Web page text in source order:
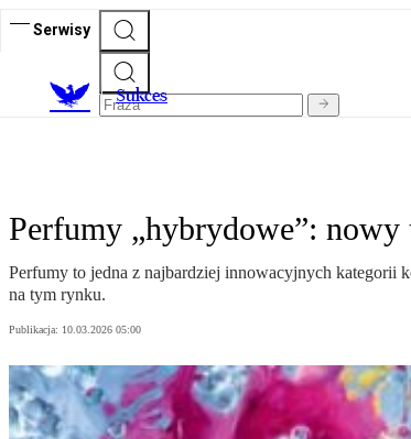
Serwisy
Sukces
Perfumy „hybrydowe”: nowy
Perfumy to jedna z najbardziej innowacyjnych kategorii
na tym rynku.
Publikacja: 10.03.2026 05:00